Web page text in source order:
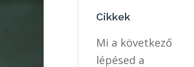
Cikkek
Mi a következő
lépésed a